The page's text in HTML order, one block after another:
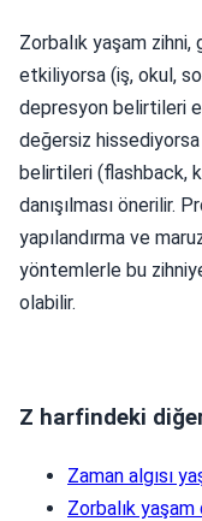
Zorbalık yaşam
etkiliyorsa (iş, okul,
depresyon belirtileri
değersiz
belirtileri (flashback,
danışılması önerilir.
yapılandırma ve
yöntemlerle bu
olabilir.
Z harfindeki
Zaman algısı
Zorbalık yaşam